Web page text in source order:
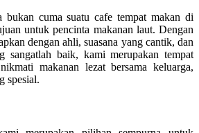
cuma suatu cafe tempat makan di
untuk pencinta makanan laut. Dengan
dengan ahli, suasana yang cantik, dan
sangatlah baik, kami merupakan tempat
makanan lezat bersama keluarga,
spesial.